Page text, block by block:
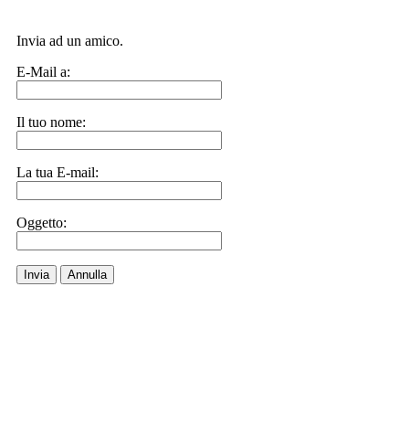
Invia ad un amico.
E-Mail a:
Il tuo nome:
La tua E-mail:
Oggetto:
Invia Annulla